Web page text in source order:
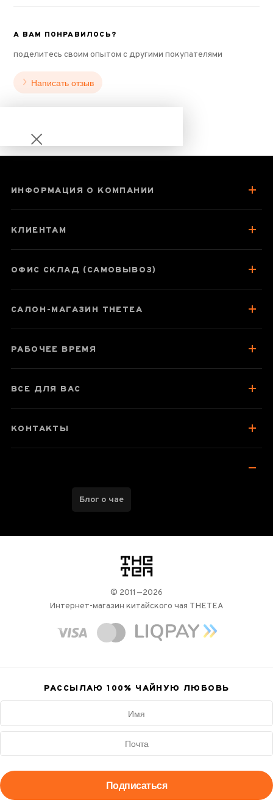
А ВАМ ПОНРАВИЛОСЬ?
поделитесь своим опытом с другими покупателями
Написать отзыв
Про чай
Вкус, аромат, цвет
Как заваривать
Посуда для чаепитий
Хранение и упаковка
ИНФОРМАЦИЯ О КОМПАНИИ
КЛИЕНТАМ
ОФИС СКЛАД (САМОВЫВОЗ)
САЛОН-МАГАЗИН THETEA
РАБОЧЕЕ ВРЕМЯ
ВСЕ ДЛЯ ВАС
КОНТАКТЫ
Блог о чае
логотип
© 2011—2026
Интернет-магазин китайского чая THETEA
РАССЫЛАЮ 100% ЧАЙНУЮ ЛЮБОВЬ
Подписаться